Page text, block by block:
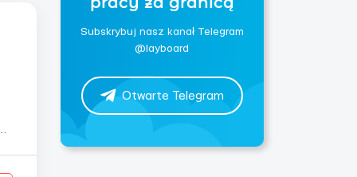
Subskrybuj nasz kanał Telegram
@layboard
Otwarte Telegram